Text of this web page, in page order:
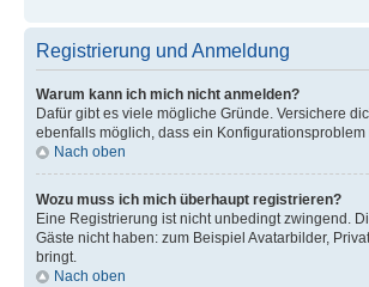
Registrierung und Anmeldung
Warum kann ich mich nicht anmelden?
Dafür gibt es viele mögliche Gründe. Versichere
ebenfalls möglich, dass ein
Nach oben
Wozu muss ich mich überhaupt registrieren?
Eine Registrierung ist nicht unbedingt zwingend.
Gäste nicht haben: zum Beispiel Avatarbilder,
bringt.
Nach oben